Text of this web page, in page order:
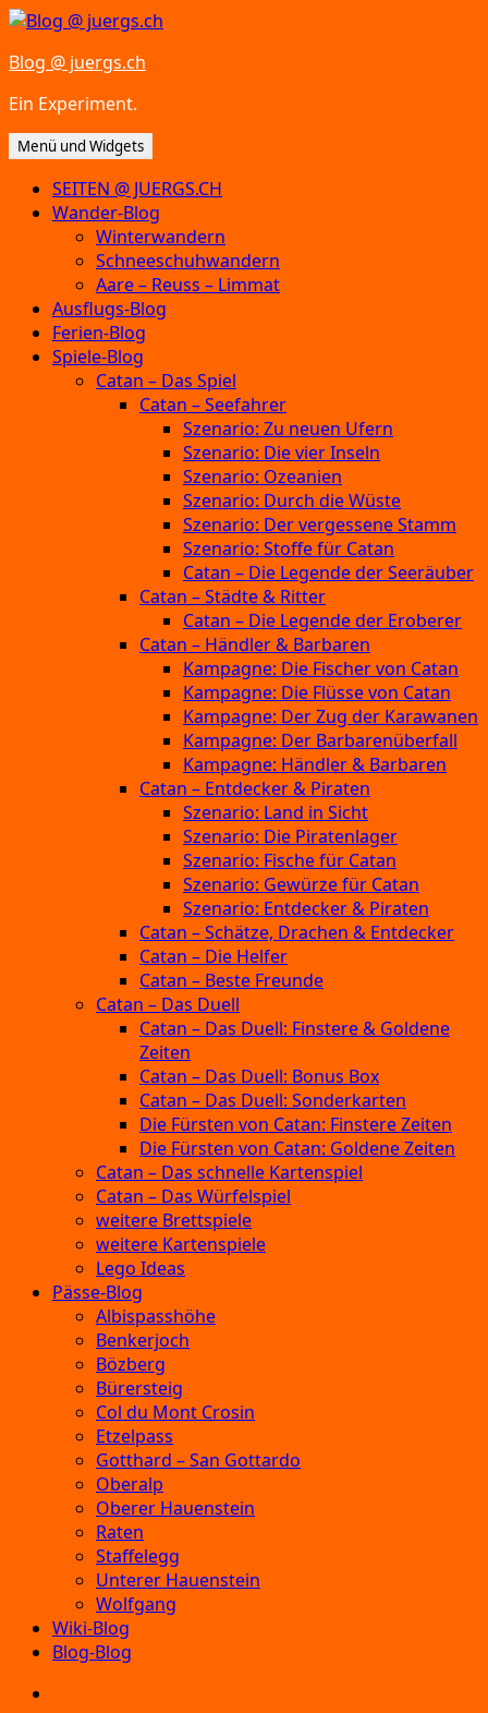
Zum
springen
Blog @ juergs.ch
Ein Experiment.
Menü und Widgets
SEITEN @ JUERGS.CH
Wander-Blog
Winterwandern
Schneeschuhwandern
Aare – Reuss – Limmat
Ausflugs-Blog
Ferien-Blog
Spiele-Blog
Catan – Das Spiel
Catan – Seefahrer
Szenario: Zu neuen Ufern
Szenario: Die vier Inseln
Szenario: Ozeanien
Szenario: Durch die Wüste
Szenario: Der vergessene Stamm
Szenario: Stoffe für Catan
Catan – Die Legende der Seeräuber
Catan – Städte & Ritter
Catan – Die Legende der Eroberer
Catan – Händler & Barbaren
Kampagne: Die Fischer von Catan
Kampagne: Die Flüsse von Catan
Kampagne: Der Zug der Karawanen
Kampagne: Der Barbarenüberfall
Kampagne: Händler & Barbaren
Catan – Entdecker & Piraten
Szenario: Land in Sicht
Szenario: Die Piratenlager
Szenario: Fische für Catan
Szenario: Gewürze für Catan
Szenario: Entdecker & Piraten
Catan – Schätze, Drachen & Entdecker
Catan – Die Helfer
Catan – Beste Freunde
Catan – Das Duell
Catan – Das Duell: Finstere & Goldene
Zeiten
Catan – Das Duell: Bonus Box
Catan – Das Duell: Sonderkarten
Die Fürsten von Catan: Finstere Zeiten
Die Fürsten von Catan: Goldene Zeiten
Catan – Das schnelle Kartenspiel
Catan – Das Würfelspiel
weitere Brettspiele
weitere Kartenspiele
Lego Ideas
Pässe-Blog
Albispasshöhe
Benkerjoch
Bözberg
Bürersteig
Col du Mont Crosin
Etzelpass
Gotthard – San Gottardo
Oberalp
Oberer Hauenstein
Raten
Staffelegg
Unterer Hauenstein
Wolfgang
Wiki-Blog
Blog-Blog